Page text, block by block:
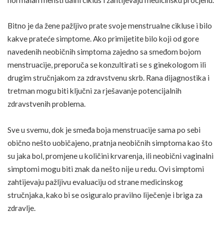
Bitno je da žene pažljivo prate svoje menstrualne cikluse i bilo
kakve prateće simptome. Ako primijetite bilo koji od gore
navedenih neobičnih simptoma zajedno sa smeđom bojom
menstruacije, preporuča se konzultirati se s ginekologom ili
drugim stručnjakom za zdravstvenu skrb. Rana dijagnostika i
tretman mogu biti ključni za rješavanje potencijalnih
zdravstvenih problema.
Sve u svemu, dok je smeđa boja menstruacije sama po sebi
obično nešto uobičajeno, pratnja neobičnih simptoma kao što
su jaka bol, promjene u količini krvarenja, ili neobični vaginalni
simptomi mogu biti znak da nešto nije u redu. Ovi simptomi
zahtijevaju pažljivu evaluaciju od strane medicinskog
stručnjaka, kako bi se osiguralo pravilno liječenje i briga za
zdravlje.